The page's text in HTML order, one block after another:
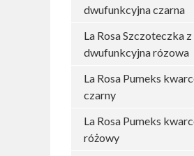
dwufunkcyjna czarna
La Rosa Szczoteczka
dwufunkcyjna rózowa
La Rosa Pumeks
czarny
La Rosa Pumeks
różowy